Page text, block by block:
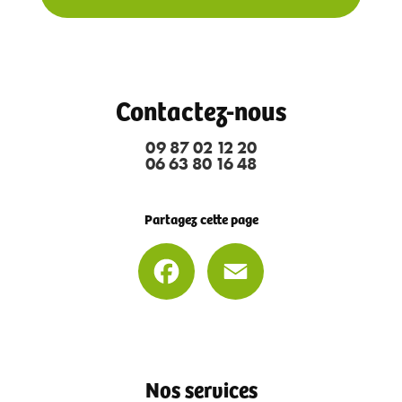
Contactez-nous
09 87 02 12 20
06 63 80 16 48
Partagez cette page
Facebook
Nos services